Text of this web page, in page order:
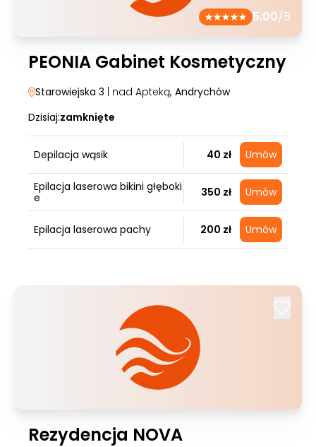
5.00/5
PEONIA Gabinet Kosmetyczny
Starowiejska 3 | nad Apteką, Andrychów
Dzisiaj:zamknięte
Depilacja wąsik 40 zł Umów
Epilacja laserowa bikini głęboki
e
350 zł Umów
Epilacja laserowa pachy 200 zł Umów
Rezydencja NOVA